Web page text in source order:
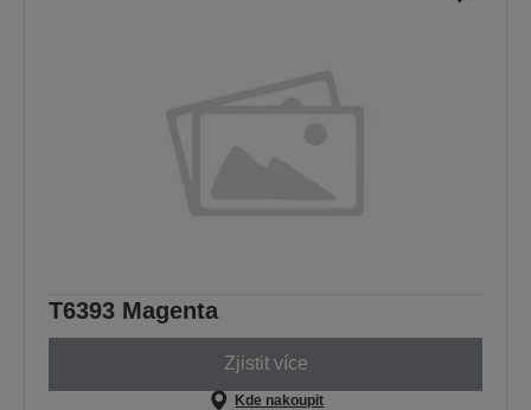
T6393 Magenta
Zjistit více
Kde nakoupit